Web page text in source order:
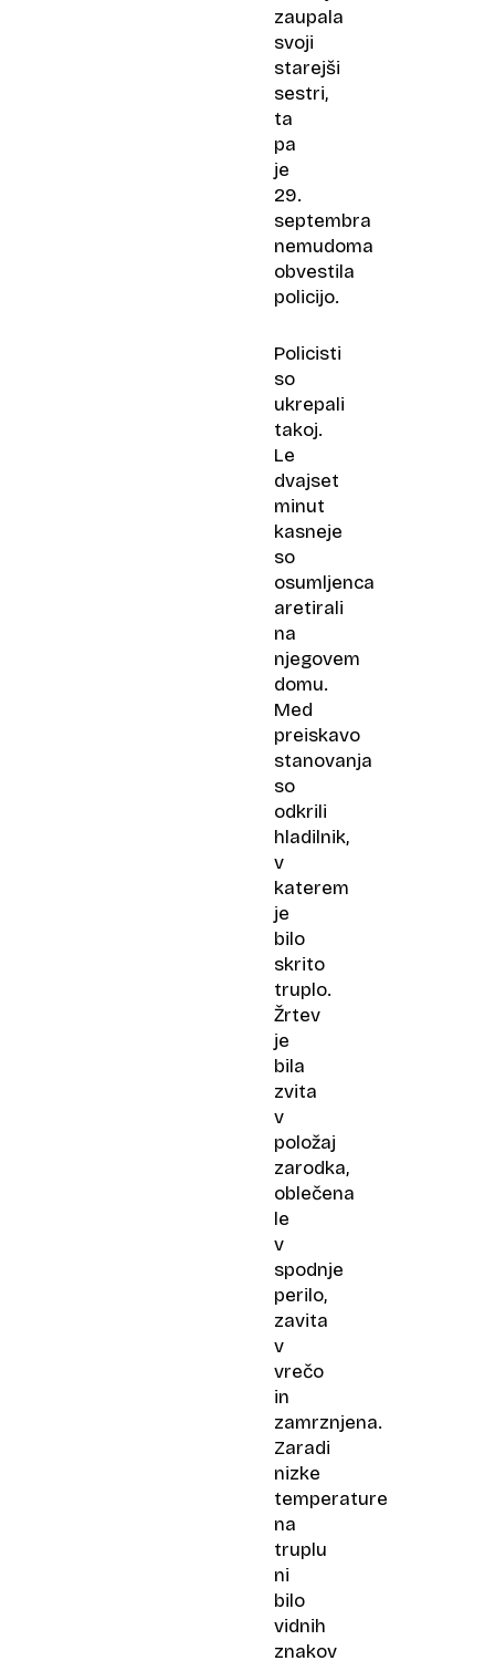
zaupala
svoji
starejši
sestri,
ta
pa
je
29.
septembra
nemudoma
obvestila
policijo.
Policisti
so
ukrepali
takoj.
Le
dvajset
minut
kasneje
so
osumljenca
aretirali
na
njegovem
domu.
Med
preiskavo
stanovanja
so
odkrili
hladilnik,
v
katerem
je
bilo
skrito
truplo.
Žrtev
je
bila
zvita
v
položaj
zarodka,
oblečena
le
v
spodnje
perilo,
zavita
v
vrečo
in
zamrznjena.
Zaradi
nizke
temperature
na
truplu
ni
bilo
vidnih
znakov